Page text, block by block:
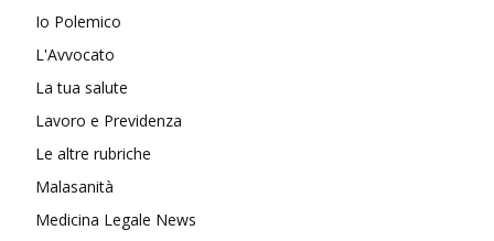
Io Polemico
L'Avvocato
La tua salute
Lavoro e Previdenza
Le altre rubriche
Malasanità
Medicina Legale News